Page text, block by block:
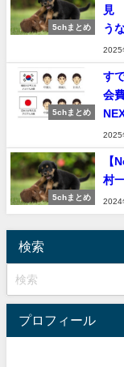
5chまとめ
見
う
2025
5chまとめ
す
会
2025
5chまとめ
【
村
2024
検索
プロフィール